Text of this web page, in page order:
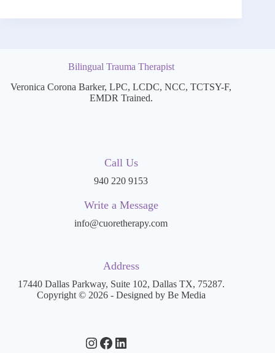
Bilingual Trauma Therapist
Veronica Corona Barker, LPC, LCDC, NCC, TCTSY-F,
EMDR Trained.
Call Us
940 220 9153
Write a Message
info@cuoretherapy.com
Address
17440 Dallas Parkway, Suite 102, Dallas TX, 75287.
Copyright © 2026 - Designed by Be Media
Instagram
Facebook
LinkedIn